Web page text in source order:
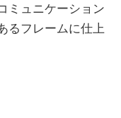
ミュニケーション
るフレームに仕上